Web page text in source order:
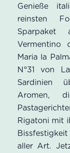
5.00von 5,
basierend
auf
Genieße
reinsten
Sparpaket
Vermentino
Maria la
N°31 von
Sardinien
Aromen,
Rigatoni mit
aller Art.